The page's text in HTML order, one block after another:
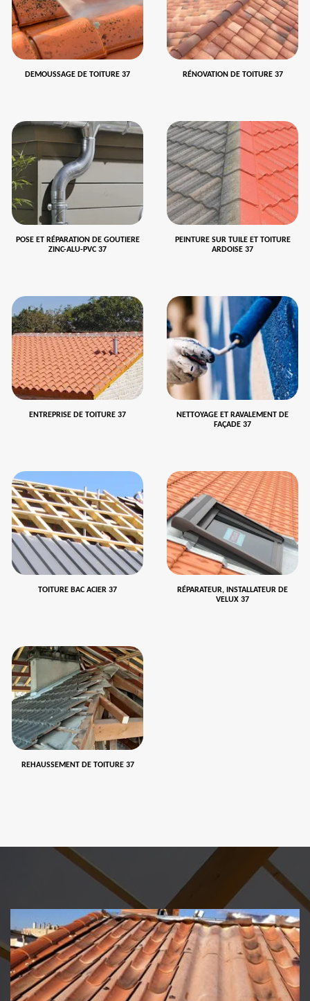
DEMOUSSAGE DE TOITURE 37 RÉNOVATION DE TOITURE 37
POSE ET RÉPARATION DE GOUTIERE
ZINC-ALU-PVC 37
PEINTURE SUR TUILE ET TOITURE
ARDOISE 37
ENTREPRISE DE TOITURE 37
NETTOYAGE ET RAVALEMENT DE
FAÇADE 37
TOITURE BAC ACIER 37
RÉPARATEUR, INSTALLATEUR DE
VELUX 37
REHAUSSEMENT DE TOITURE 37